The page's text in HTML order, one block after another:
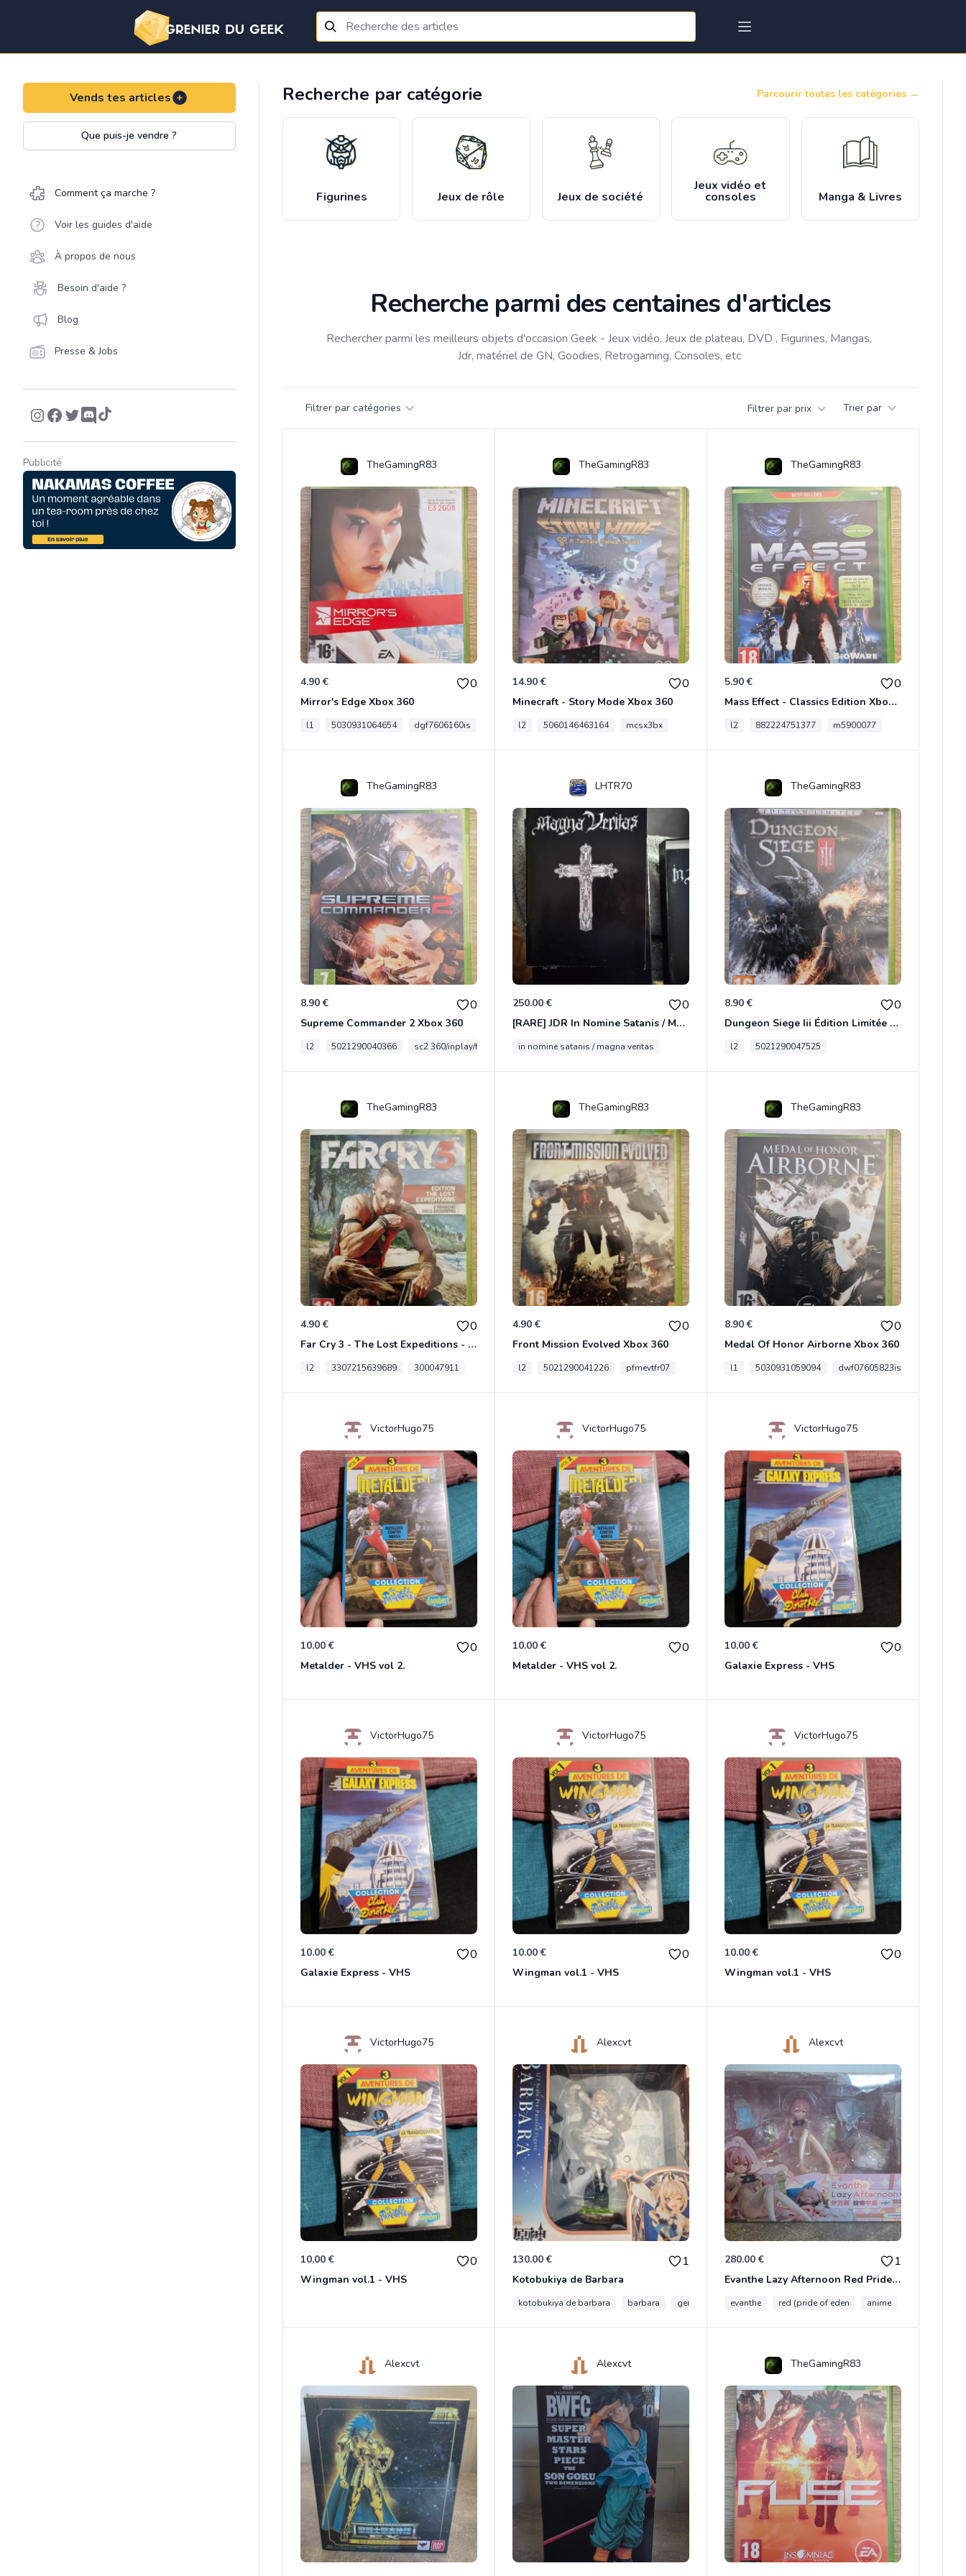
Vends tes articles
Que puis-je vendre ?
Comment ça marche ?
Voir les guides d'aide
À propos de nous
Besoin d'aide ?
Blog
Presse & Jobs
Publicité
Recherche par catégorie Parcourir toutes les catégories →
Figurines Jeux de rôle Jeux de société
Jeux vidéo et
consoles Manga & Livres
Recherche parmi des centaines d'articles
Rechercher parmi les meilleurs objets d'occasion Geek - Jeux vidéo, Jeux de plateau, DVD , Figurines, Mangas,
Jdr, matériel de GN, Goodies, Retrogaming, Consoles, etc
Filtrer par catégories Filtrer par prix Trier par
TheGamingR83
4.90 € 0
Mirror's Edge Xbox 360
l1 5030931064654 dgf7606160is
TheGamingR83
14.90 € 0
Minecraft - Story Mode Xbox 360
l2 5060146463164 mcsx3bx
TheGamingR83
5.90 € 0
Mass Effect - Classics Edition Xbox 360
l2 882224751377 m5900077
TheGamingR83
8.90 € 0
Supreme Commander 2 Xbox 360
l2 5021290040366 sc2 360/inplay/fra
LHTR70
250.00 € 0
[RARE] JDR In Nomine Satanis / Magna Veritas – 1ère Édition BOÎTE (DOS BLANC, 1989) - CROC / Siroz
in nomine satanis / magna veritas
TheGamingR83
8.90 € 0
Dungeon Siege Iii Édition Limitée - Vf Intégrale Xbox 360
l2 5021290047525
TheGamingR83
4.90 € 0
Far Cry 3 - The Lost Expeditions - Edition Spéciale Xbox 360
l2 3307215639689 300047911
TheGamingR83
4.90 € 0
Front Mission Evolved Xbox 360
l2 5021290041226 pfmevtfr07
TheGamingR83
8.90 € 0
Medal Of Honor Airborne Xbox 360
l1 5030931059094 dwf07605823is
VictorHugo75
10.00 € 0
Metalder - VHS vol 2.
VictorHugo75
10.00 € 0
Metalder - VHS vol 2.
VictorHugo75
10.00 € 0
Galaxie Express - VHS
VictorHugo75
10.00 € 0
Galaxie Express - VHS
VictorHugo75
10.00 € 0
Wingman vol.1 - VHS
VictorHugo75
10.00 € 0
Wingman vol.1 - VHS
VictorHugo75
10.00 € 0
Wingman vol.1 - VHS
Alexcvt
130.00 € 1
Kotobukiya de Barbara
kotobukiya de barbara barbara genshin impact
Alexcvt
280.00 € 1
Evanthe Lazy Afternoon Red Pride of Eden
evanthe red (pride of eden anime
Alexcvt Alexcvt TheGamingR83